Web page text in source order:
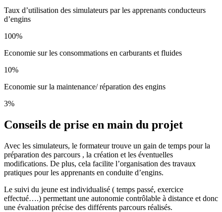
Taux d’utilisation des simulateurs par les apprenants conducteurs
d’engins
100%
Economie sur les consommations en carburants et fluides
10%
Economie sur la maintenance/ réparation des engins
3%
Conseils de prise en main du projet
Avec les simulateurs, le formateur trouve un gain de temps pour la
préparation des parcours , la création et les éventuelles
modifications. De plus, cela facilite l’organisation des travaux
pratiques pour les apprenants en conduite d’engins.
Le suivi du jeune est individualisé ( temps passé, exercice
effectué….) permettant une autonomie contrôlable à distance et donc
une évaluation précise des différents parcours réalisés.